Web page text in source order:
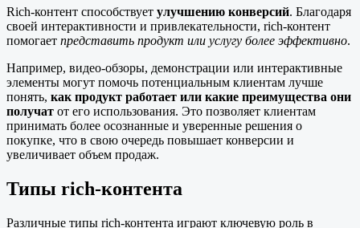
Rich-контент способствует улучшению конверсий. Благодаря
своей интерактивности и привлекательности, rich-контент
помогает представить продукт или услугу более эффективно.
Например, видео-обзоры, демонстрации или интерактивные
элементы могут помочь потенциальным клиентам лучше
понять, как продукт работает или какие преимущества они
получат от его использования. Это позволяет клиентам
принимать более осознанные и уверенные решения о
покупке, что в свою очередь повышает конверсии и
увеличивает объем продаж.
Типы rich-контента
Различные типы rich-контента играют ключевую роль в